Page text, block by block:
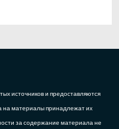
источников и предоставляются
на материалы принадлежат их
за содержание материала не